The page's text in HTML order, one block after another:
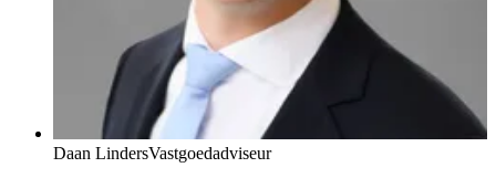
Daan LindersVastgoedadviseur